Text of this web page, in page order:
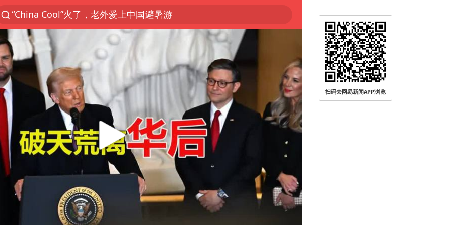
“China Cool”火了，老外爱上中国避暑游
“南湖号”盾构机下线
香港宏福苑火灾或由烟头引起
浙江台州《告全体市民书》
伊斯兰版北约来了吗
中国父女泰国骑摩托车坠崖1死1伤
网约车司机充电时猝死保险拒赔
四川宜宾3.4级地震
周末打虎 宋致远被查
上半年国内居民出游人次34.63亿
陕西柞水泥石流已致2死 仍有1人失联
扫码去网易新闻APP浏览